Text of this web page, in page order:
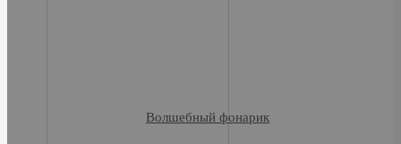
Волшебный фонарик